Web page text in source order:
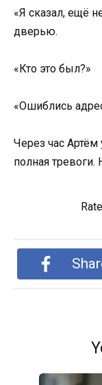
«Я сказал, ещё
дверью.
«Кто это был?»
«Ошиблись
Через час Артём
полная тревоги.